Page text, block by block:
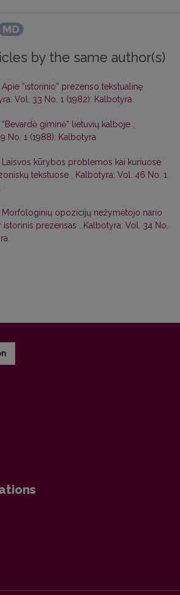
by the same author(s)
Apie “istorinio” prezenso tekstualinę
Vol. 33 No. 1 (1982): Kalbotyra
“Bevardė giminė” lietuvių kalboje
No. 1 (1988): Kalbotyra
Laisvos kūrybos problemos kai kuriuose
tekstuose
Kalbotyra: Vol. 46 No. 1
Morfologinių opozicijų nežymėtojo nario
istorinis prezensas
Kalbotyra: Vol. 34 No.